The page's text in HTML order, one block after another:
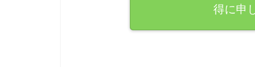
得に申